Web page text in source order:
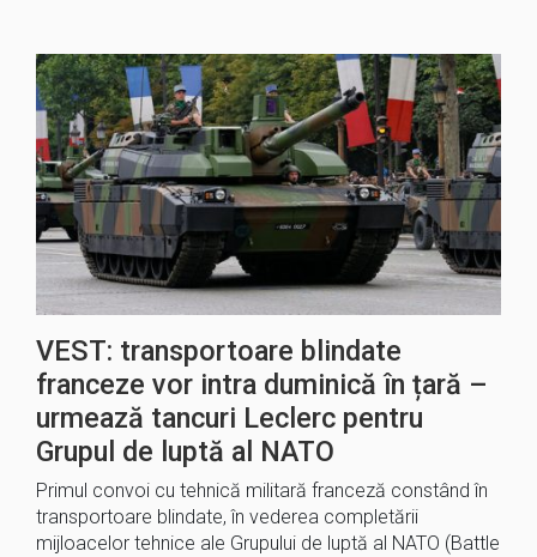
VEST: transportoare blindate
franceze vor intra duminică în țară –
urmează tancuri Leclerc pentru
Grupul de luptă al NATO
Primul convoi cu tehnică militară franceză constând în
transportoare blindate, în vederea completării
mijloacelor tehnice ale Grupului de luptă al NATO (Battle